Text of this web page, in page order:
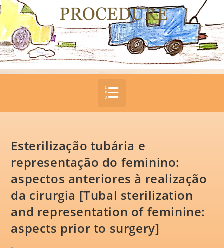
Esterilização tubária e
representação do feminino:
aspectos anteriores à realização
da cirurgia [Tubal sterilization
and representation of feminine:
aspects prior to surgery]